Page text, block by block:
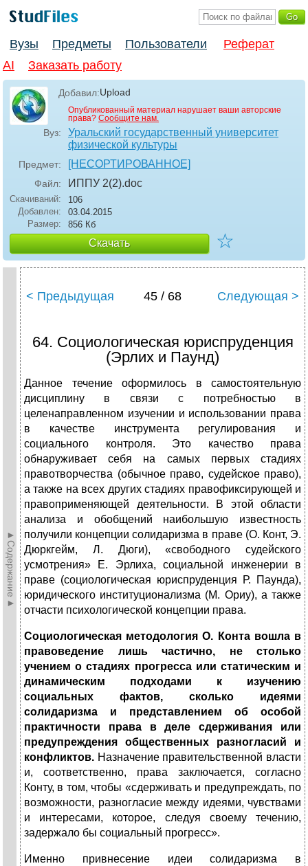
Вузы Предметы Пользователи
Реферат
AI
Заказать работу
Добавил:Upload
Опубликованный материал нарушает ваши авторские
права? Сообщите нам.
Вуз:
Уральский государственный университет
физической культуры
Предмет: [НЕСОРТИРОВАННОЕ]
Файл: ИППУ 2(2).doc
Скачиваний:
106
Добавлен:
03.04.2015
Размер:
856 Кб
Скачать ☆
►Содержание►
< Предыдущая 45 / 68 Следующая >
64. Социологическая юриспруденция
(Эрлих и Паунд)
Данное течение оформилось в самостоятельную
дисциплину в связи с потребностью в
целенаправленном изучении и использовании права
в качестве инструмента регулирования и
социального контроля. Это качество права
обнаруживает себя на самых первых стадиях
правотворчества (обычное право, судейское право),
а также на всех других стадиях правофиксирующей и
правоприменяющей деятельности. В этой области
анализа и обобщений наибольшую известность
получили концепции солидаризма в праве (О. Конт, Э.
Дюркгейм, Л. Дюги), «свободного судейского
усмотрения» Е. Эрлиха, социальной инженерии в
праве (социологическая юриспруденция Р. Паунда),
юридического институционализма (М. Ориу), а также
отчасти психологической концепции права.
Социологическая методология О. Конта вошла в
правоведение лишь частично, не столько
учением о стадиях прогресса или статическим и
динамическим подходами к изучению
социальных фактов, сколько идеями
солидаризма и представлением об особой
практичности права в деле сдерживания или
предупреждения общественных разногласий и
конфликтов. Назначение правительственной власти
и, соответственно, права заключается, согласно
Конту, в том, чтобы «сдерживать и предупреждать, по
возможности, разногласие между идеями, чувствами
и интересами, которое, следуя своему течению,
задержало бы социальный прогресс».
Именно привнесение идеи солидаризма в